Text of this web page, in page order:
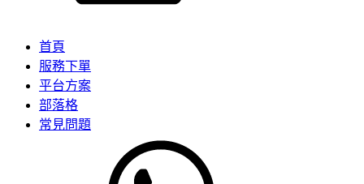
首頁
服務下單
平台方案
部落格
常見問題